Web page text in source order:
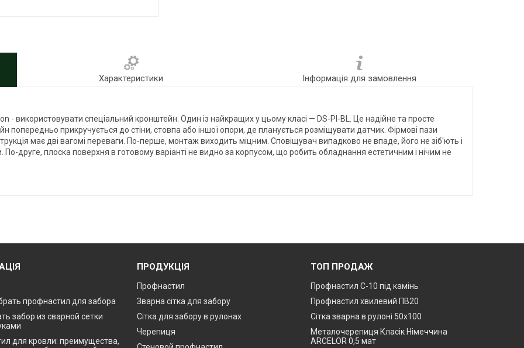
Характеристики Інформація для замовлення
- використовувати спеціальний кронштейн. Один із найкращих у цьому класі — DS-PI-BL. Це надійне та просте
прикручується до стіни, стовпа або іншої опори, де планується розміщувати датчик. Фірмові пази
має дві вагомі переваги. По-перше, монтаж виходить міцним. Сповіщувач випадково не впаде, його не зіб'ють і
По-друге, плоска поверхня в готовому варіанті не видно за корпусом, що робить обладнання естетичним і нічим не
профнастил для забора
забор из сварной сетки
для кровли: преимущества,
ПРОДУКЦІЯ
Профнастил
Зварна сітка для забору
Сітка для забору в рулонах
Черепиця
ТОП ПРОДАЖ
Профнастил С-10 під камінь
Профнастил хвилевий ПВ20
Сітка зварна в рулоні 50х100
Металочерепиця Класік Німеччина
ARCELOR 0,5 мат